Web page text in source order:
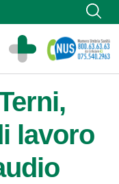
lavoro